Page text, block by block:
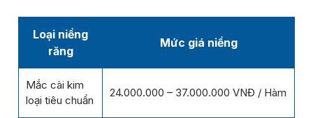
Loại niềng
răng
Mức giá niềng
Mắc cài kim
loại tiêu chuẩn
24.000.000 – 37.000.000 VNĐ / Hàm